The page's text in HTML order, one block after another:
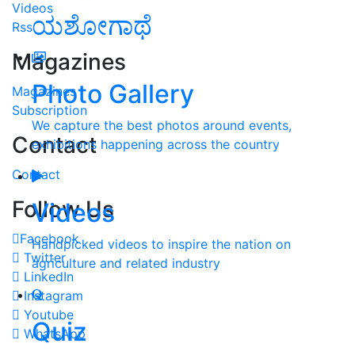
ಯಶೋಗಾಥೆ
Photo Gallery
We capture the best photos around events,
exhibitions happening across the country
Videos
Handpicked videos to inspire the nation on
agriculture and related industry
Quiz
Videos
Rss
Magazines
Magazines
Subscription
Contact
Contact
Follow Us
Facebook
Twitter
LinkedIn
Instagram
Youtube
WhatsApp